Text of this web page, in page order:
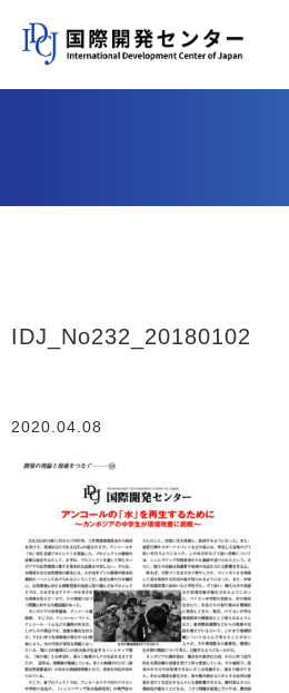
IDJ_No232_20180102
2020.04.08